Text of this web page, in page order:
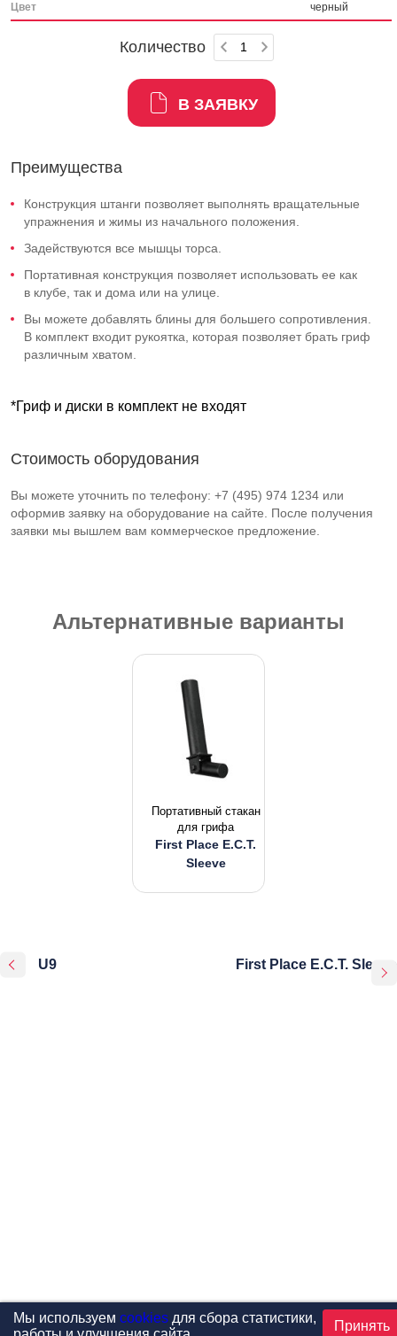
Цвет черный
Количество
В ЗАЯВКУ
Преимущества
Конструкция штанги позволяет выполнять вращательные
упражнения и жимы из начального положения.
Задействуются все мышцы торса.
Портативная конструкция позволяет использовать ее как
в клубе, так и дома или на улице.
Вы можете добавлять блины для большего сопротивления.
В комплект входит рукоятка, которая позволяет брать гриф
различным хватом.
*Гриф и диски в комплект не входят
Стоимость оборудования
Вы можете уточнить по телефону: +7 (495) 974 1234 или
оформив заявку на оборудование на сайте. После получения
заявки мы вышлем вам коммерческое предложение.
Альтернативные варианты
Портативный стакан
для грифа
First Place E.C.T.
Sleeve
U9 First Place E.C.T. Sleeve
Мы используем cookiesдля сбора статистики,
Принять